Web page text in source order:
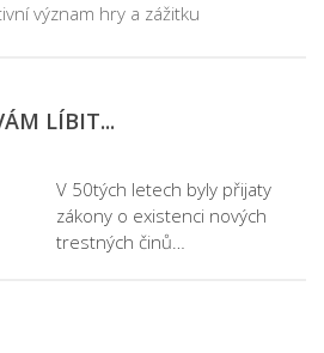
význam hry a zážitku
LÍBIT...
V 50tých letech byly přijaty
zákony o existenci nových
trestných činů…